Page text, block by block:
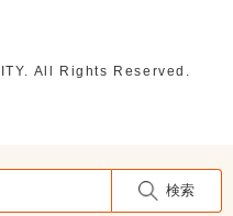
検索
All Rights Reserved.